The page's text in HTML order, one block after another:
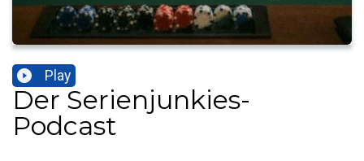
Play
Der Serienjunkies-
Podcast